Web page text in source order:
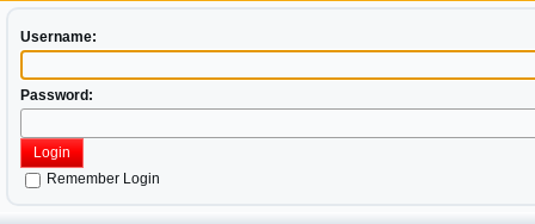
Username:
Password:
Login
Remember Login